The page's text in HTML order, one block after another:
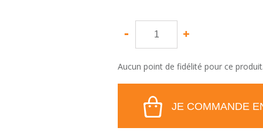
Aucun point de fidélité pour ce produit.
JE COMMANDE